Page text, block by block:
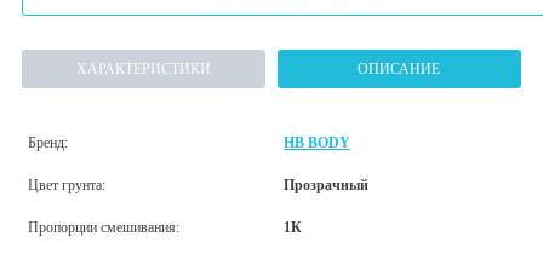
ХАРАКТЕРИСТИКИ ОПИСАНИЕ
Бренд: HB BODY
Цвет грунта: Прозрачный
Пропорции смешивания: 1К